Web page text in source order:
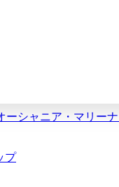
ーシャニア・マリー
プ